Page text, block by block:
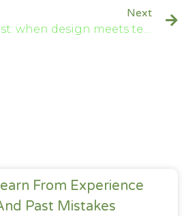
Next
weekly podcast: when design meets technology
From Experience
Past Mistakes